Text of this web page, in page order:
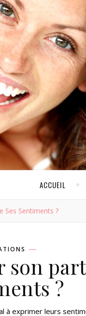
ACCUEIL
Ses Sentiments ?
?
à exprimer leurs
Trouvez